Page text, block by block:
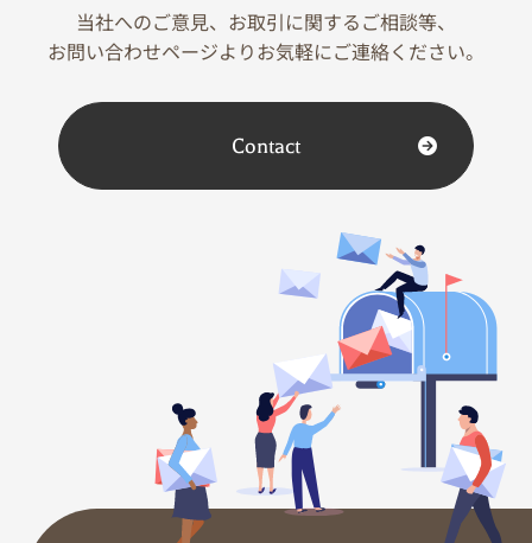
当社へのご意見、お取引に関するご相談等、
お問い合わせページよりお気軽にご連絡ください。
Contact